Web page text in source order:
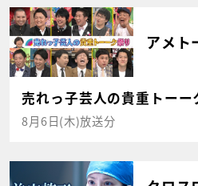
アメト
売れっ子芸人の貴重トー
8月6日(木)放送分